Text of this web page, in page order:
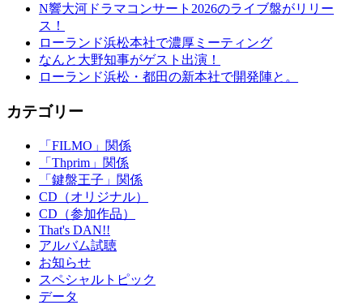
N響大河ドラマコンサート2026のライブ盤がリリー
ス！
ローランド浜松本社で濃厚ミーティング
なんと大野知事がゲスト出演！
ローランド浜松・都田の新本社で開発陣と。
カテゴリー
「FILMO」関係
「Thprim」関係
「鍵盤王子」関係
CD（オリジナル）
CD（参加作品）
That's DAN!!
アルバム試聴
お知らせ
スペシャルトピック
データ